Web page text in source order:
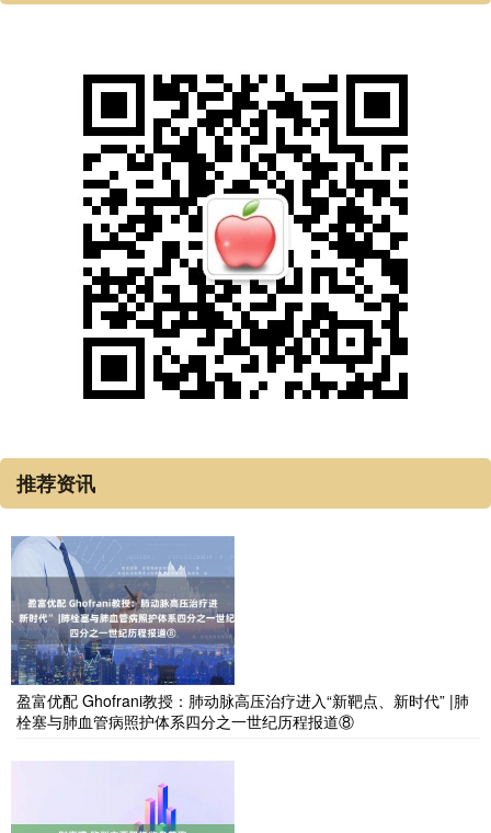
推荐资讯
盈富优配 Ghofrani教授：肺动脉高压治疗进入“新靶点、新时代” |肺
栓塞与肺血管病照护体系四分之一世纪历程报道⑧